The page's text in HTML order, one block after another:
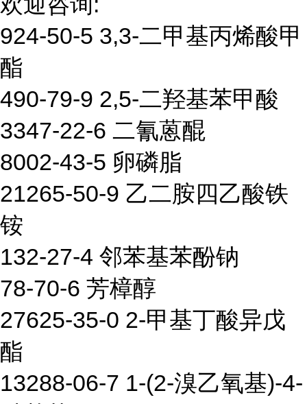
924-50-5 3,3-二甲基丙烯酸甲
酯
490-79-9 2,5-二羟基苯甲酸
3347-22-6 二氰蒽醌
8002-43-5 卵磷脂
21265-50-9 乙二胺四乙酸铁
铵
132-27-4 邻苯基苯酚钠
78-70-6 芳樟醇
27625-35-0 2-甲基丁酸异戊
酯
13288-06-7 1-(2-溴乙氧基)-4-